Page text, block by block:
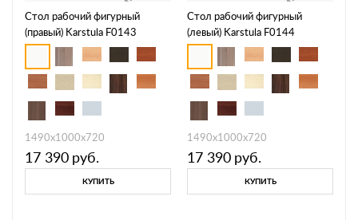
Стол рабочий фигурный
(правый) Karstula F0143
1490х1000х720
17 390 руб.
КУПИТЬ
Стол рабочий фигурный
(левый) Karstula F0144
1490х1000х720
17 390 руб.
КУПИТЬ